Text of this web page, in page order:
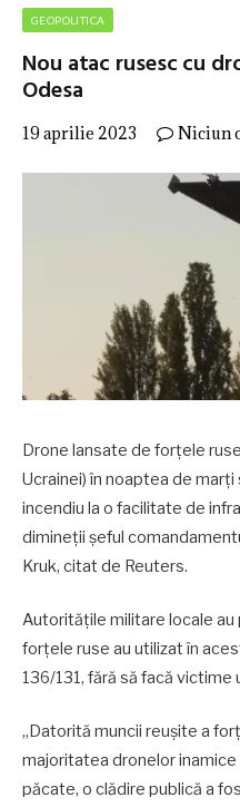
GEOPOLITICA
Nou atac rusesc cu
Odesa
19 aprilie 2023 Niciun
Drone lansate de forțele
Ucrainei) în noaptea de
incendiu la o facilitate de
dimineții șeful
Kruk, citat de Reuters.
Autoritățile militare locale au
forțele ruse au utilizat în
136/131, fără să facă victime
„Datorită muncii reușite a
majoritatea dronelor
păcate, o clădire publică a